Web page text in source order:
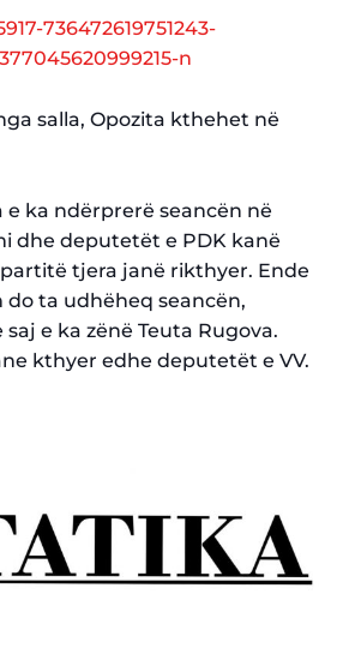
salla, Opozita kthehet në
e ka ndërprerë seancën në
dhe deputetët e PDK kanë
tjera janë rikthyer. Ende
do ta udhëheq seancën,
e ka zënë Teuta Rugova.
kthyer edhe deputetët e VV.